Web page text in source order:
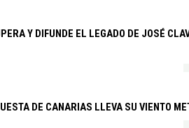
Y DIFUNDE EL LEGADO DE JOSÉ
DE CANARIAS LLEVA SU VIENTO